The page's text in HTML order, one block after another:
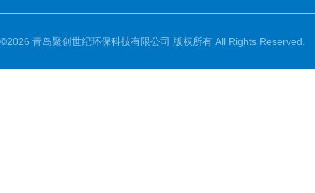
©2026 青岛聚创世纪环保科技有限公司 版权所有 All Rights Reserved.